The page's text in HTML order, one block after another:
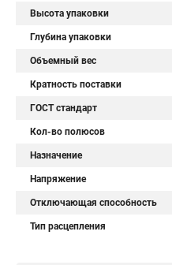
Высота упаковки
Глубина упаковки
Объемный вес
Кратность поставки
ГОСТ стандарт
Кол-во полюсов
Назначение
Напряжение
Отключающая способность
Тип расцепления